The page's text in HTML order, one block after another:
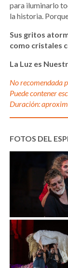
para iluminarlo
la historia.
Sus gritos
como cristales
La Luz es
No recomendada
Puede contener
Duración:
FOTOS DEL